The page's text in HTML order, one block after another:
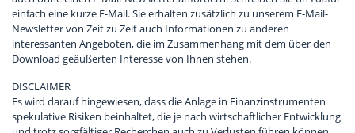
einfach eine kurze E-Mail. Sie erhalten zusätzlich zu unserem E-Mail-
Newsletter von Zeit zu Zeit auch Informationen zu anderen
interessanten Angeboten, die im Zusammenhang mit dem über den
Download geäußerten Interesse von Ihnen stehen.
DISCLAIMER
Es wird darauf hingewiesen, dass die Anlage in Finanzinstrumenten
spekulative Risiken beinhaltet, die je nach wirtschaftlicher Entwicklung